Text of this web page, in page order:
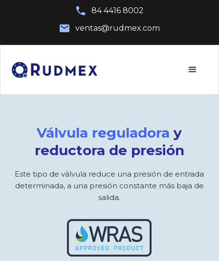
84 4416 8002
ventas@rudmex.com
Válvula reguladoray
reductora de presión
Este tipo de válvula reduce una presión de entrada
determinada, a una presión constante más baja de
salida.